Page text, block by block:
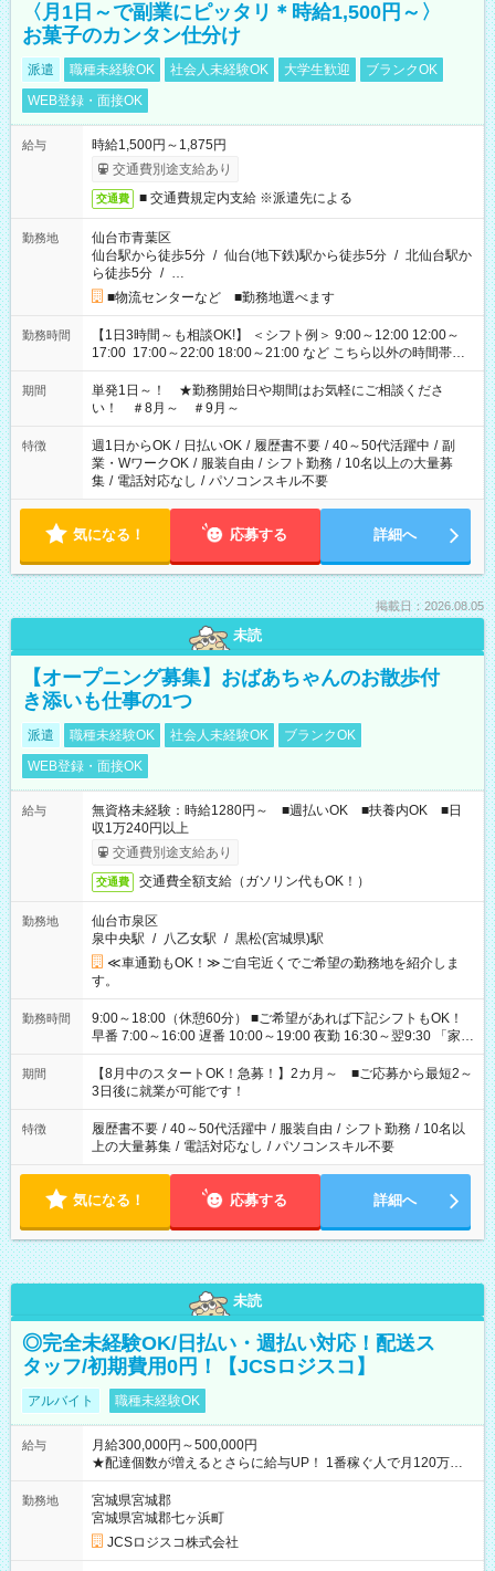
〈月1日～で副業にピッタリ＊時給1,500円～〉
お菓子のカンタン仕分け
派遣 職種未経験OK 社会人未経験OK 大学生歓迎
ブランクOK
WEB登録・面接OK
給与
時給1,500円～1,875円
交通費別途支給あり
交通費 ■ 交通費規定内支給 ※派遣先による
勤務地
仙台市青葉区
仙台駅から徒歩5分 / 仙台(地下鉄)駅から徒歩5分 / 北仙台駅か
ら徒歩5分 / …
■物流センターなど ■勤務地選べます
勤務時間
【1日3時間～も相談OK!】 ＜シフト例＞ 9:00～12:00 12:00～
17:00 17:00～22:00 18:00～21:00 など こちら以外の時間帯も
お気軽にご相談ください！
期間
単発1日～！ ★勤務開始日や期間はお気軽にご相談くださ
い！ ＃8月～ ＃9月～
特徴 週1日からOK / 日払いOK / 履歴書不要 / 40～50代活躍中 / 副
業・WワークOK / 服装自由 / シフト勤務 / 10名以上の大量募
集 / 電話対応なし / パソコンスキル不要
気になる！ 応募する 詳細へ
掲載日：2026.08.05
未読
【オープニング募集】おばあちゃんのお散歩付
き添いも仕事の1つ
派遣 職種未経験OK 社会人未経験OK
ブランクOK
WEB登録・面接OK
給与
無資格未経験：時給1280円～ ■週払いOK ■扶養内OK ■日
収1万240円以上
交通費別途支給あり
交通費 交通費全額支給（ガソリン代もOK！）
勤務地
仙台市泉区
泉中央駅 / 八乙女駅 / 黒松(宮城県)駅
≪車通勤もOK！≫ご自宅近くでご希望の勤務地を紹介しま
す。
勤務時間
9:00～18:00（休憩60分） ■ご希望があれば下記シフトもOK！
早番 7:00～16:00 遅番 10:00～19:00 夜勤 16:30～翌9:30 「家族
と休みを合わせたい」 「余裕を持って夕飯の準備がしたい」
「できれば残業はしたくない」 など、ご希望を教えてください
ね。 ※Wワーク希望の方へ 今ご覧のお仕事で希望する勤務時間
と、もう1つのお仕事の勤務時間。 合計で週40時間を超える場
合は応募できません。
期間
【8月中のスタートOK！急募！】2カ月～ ■ご応募から最短2～
3日後に就業が可能です！
特徴 履歴書不要 / 40～50代活躍中 / 服装自由 / シフト勤務 / 10名以
上の大量募集 / 電話対応なし / パソコンスキル不要
気になる！ 応募する 詳細へ
未読
◎完全未経験OK/日払い・週払い対応！配送ス
タッフ/初期費用0円！【JCSロジスコ】
アルバイト 職種未経験OK
給与
月給300,000円～500,000円
★配達個数が増えるとさらに給与UP！ 1番稼ぐ人で月120万ほ
ど！ ・主要都市エリア 月収55万円／週5日稼働 月収65万~112
万円／週6日稼働 ・地方郊外エリア 月収40万円／週5日稼働 月
収40万円~50万円／週6日稼働 ＜モデルイメージ＞ ■月収50万
円 (27歳男性/江東区在住)※元建築関係 1日150個配達×25日勤務
(日休み) ■月収80万円(43歳男性/墨田区在住)※元営業 1日200個
勤務地
宮城県宮城郡
宮城県宮城郡七ヶ浜町
JCSロジスコ株式会社